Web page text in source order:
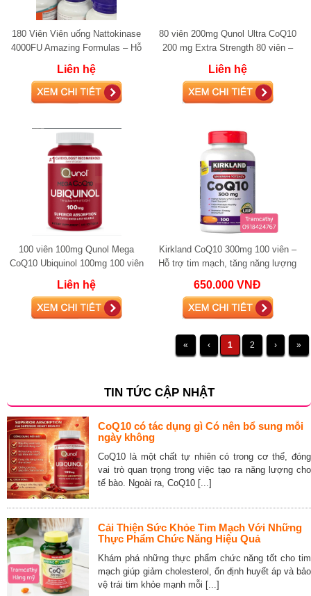
180 Viên Viên uống Nattokinase
4000FU Amazing Formulas – Hỗ
đột quỵ
Liên hệ
80 viên 200mg Qunol Ultra CoQ10
200 mg Extra Strength 80 viên –
trợ tim
Liên hệ
100 viên 100mg Qunol Mega
CoQ10 Ubiquinol 100mg 100 viên
lượng, chống o
Liên hệ
Kirkland CoQ10 300mg 100 viên –
Hỗ trợ tim mạch, tăng năng lượng
650.000 VNĐ
« ‹ 1 2 › »
TIN TỨC CẬP NHẬT
CoQ10 có tác dụng gì Có nên bổ sung mỗi
ngày không
CoQ10 là một chất tự nhiên có trong cơ thể, đóng
vai trò quan trọng trong việc tạo ra năng lượng cho
tế bào. Ngoài ra, CoQ10 [...]
Cải Thiện Sức Khỏe Tim Mạch Với Những
Thực Phẩm Chức Năng Hiệu Quả
Khám phá những thực phẩm chức năng tốt cho tim
mạch giúp giảm cholesterol, ổn định huyết áp và bảo
vệ trái tim khỏe mạnh mỗi [...]